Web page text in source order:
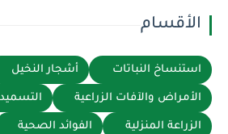
الأقسام
استنساخ النباتات أشجار النخيل
الأمراض والآفات الزراعية التسميد
الزراعة المنزلية الفوائد الصحية